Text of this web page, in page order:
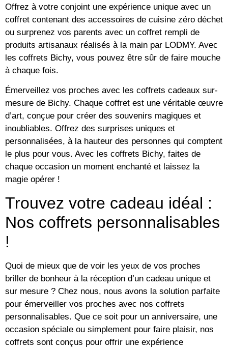
Offrez à votre conjoint une expérience unique avec un
coffret contenant des accessoires de cuisine zéro déchet
ou surprenez vos parents avec un coffret rempli de
produits artisanaux réalisés à la main par LODMY. Avec
les coffrets Bichy, vous pouvez être sûr de faire mouche
à chaque fois.
Émerveillez vos proches avec les coffrets cadeaux sur-
mesure de Bichy. Chaque coffret est une véritable œuvre
d’art, conçue pour créer des souvenirs magiques et
inoubliables. Offrez des surprises uniques et
personnalisées, à la hauteur des personnes qui comptent
le plus pour vous. Avec les coffrets Bichy, faites de
chaque occasion un moment enchanté et laissez la
magie opérer !
Trouvez votre cadeau idéal :
Nos coffrets personnalisables
!
Quoi de mieux que de voir les yeux de vos proches
briller de bonheur à la réception d’un cadeau unique et
sur mesure ? Chez nous, nous avons la solution parfaite
pour émerveiller vos proches avec nos coffrets
personnalisables. Que ce soit pour un anniversaire, une
occasion spéciale ou simplement pour faire plaisir, nos
coffrets sont conçus pour offrir une expérience